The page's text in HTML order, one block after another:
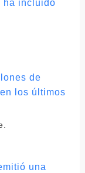
ha incluido
de
los últimos
una